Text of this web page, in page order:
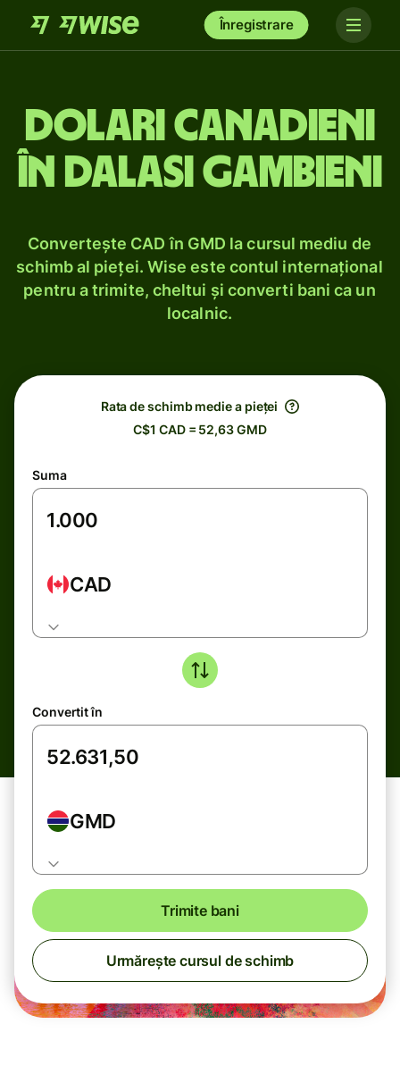
Înregistrare
Dolari canadieni
în dalasi gambieni
Convertește CAD în GMD la cursul mediu de
schimb al pieței. Wise este contul internațional
pentru a trimite, cheltui și converti bani ca un
localnic.
Rata de schimb medie a pieței
C$1 CAD = 52,63 GMD
Suma
CAD
Convertit în
GMD
Trimite bani
Urmărește cursul de schimb